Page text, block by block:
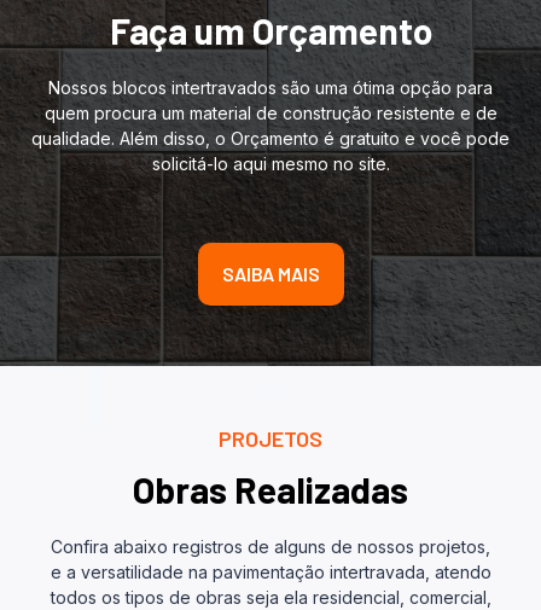
Faça um Orçamento
Nossos blocos intertravados são uma ótima opção para
quem procura um material de construção resistente e de
qualidade. Além disso, o Orçamento é gratuito e você pode
solicitá-lo aqui mesmo no site.
SAIBA MAIS
PROJETOS
Obras Realizadas
Confira abaixo registros de alguns de nossos projetos,
e a versatilidade na pavimentação intertravada, atendo
todos os tipos de obras seja ela residencial, comercial,